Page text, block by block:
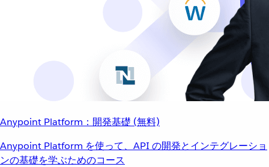
Anypoint Platform：開発基礎 (無料)
Anypoint Platform を使って、API の開発とインテグレーショ
ンの基礎を学ぶためのコース